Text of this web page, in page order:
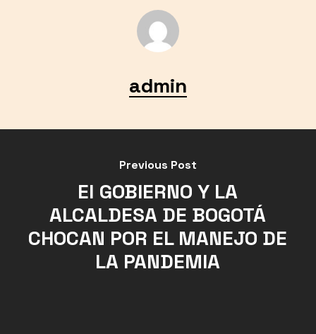
admin
Previous Post
El GOBIERNO Y LA
ALCALDESA DE BOGOTÁ
CHOCAN POR EL MANEJO DE
LA PANDEMIA